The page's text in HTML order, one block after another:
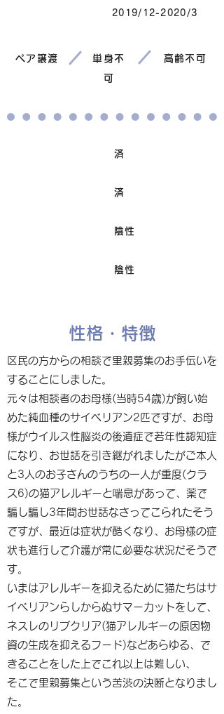
2019/12-2020/3
ペア譲渡
単身不
可
高齢不可
済
済
陰性
陰性
性格・特徴
区民の方からの相談で里親募集のお手伝いを
することにしました。
元々は相談者のお母様(当時54歳)が飼い始
めた純血種のサイベリアン2匹ですが、お母
様がウイルス性脳炎の後遺症で若年性認知症
になり、お世話を引き継がれましたがご本人
と3人のお子さんのうちの一人が重度(クラ
ス6)の猫アレルギーと喘息があって、薬で
騙し騙し3年間お世話なさってこられたそう
ですが、最近は症状が酷くなり、お母様の症
状も進行して介護が常に必要な状況だそうで
す。
いまはアレルギーを抑えるために猫たちはサ
イベリアンらしからぬサマーカットをして、
ネスレのリブクリア(猫アレルギーの原因物
資の生成を抑えるフード)などあらゆる、で
きることをした上でこれ以上は難しい、
そこで里親募集という苦渋の決断となりまし
た。